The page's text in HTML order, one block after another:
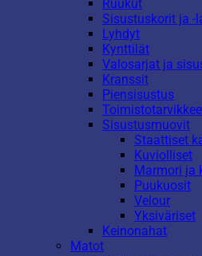
Ruukut
Sisustuskorit ja -
Lyhdyt
Kynttilät
Valosarjat ja
Kranssit
Piensisustus
Sisustusmuovit
Staattiset
Kuviolliset
Marmori ja
Puukuosit
Velour
Yksiväriset
Keinonahat
Matot